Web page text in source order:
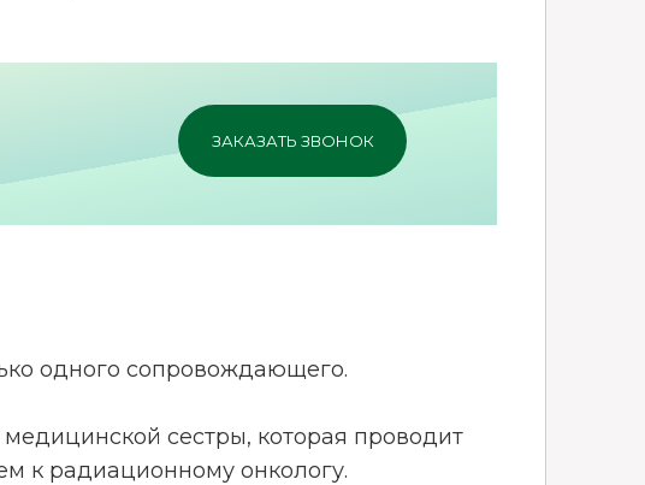
ЗАКАЗАТЬ ЗВОНОК
одного сопровождающего.
сестры, которая проводит
к радиационному онкологу.